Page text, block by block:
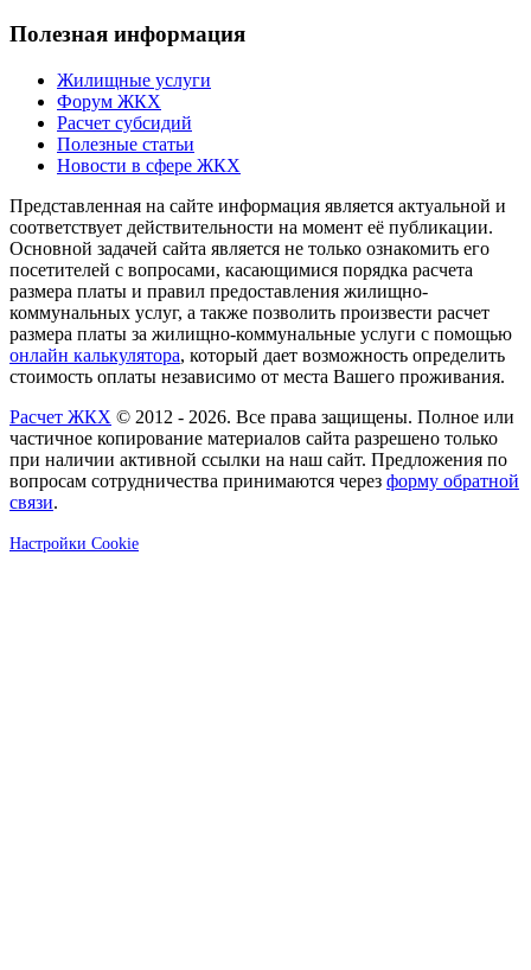
Полезная информация
Жилищные услуги
Форум ЖКХ
Расчет субсидий
Полезные статьи
Новости в сфере ЖКХ
Представленная на сайте информация является актуальной и
соответствует действительности на момент её публикации.
Основной задачей сайта является не только ознакомить его
посетителей с вопросами, касающимися порядка расчета
размера платы и правил предоставления жилищно-
коммунальных услуг, а также позволить произвести расчет
размера платы за жилищно-коммунальные услуги с помощью
онлайн калькулятора, который дает возможность определить
стоимость оплаты независимо от места Вашего проживания.
Расчет ЖКХ © 2012 - 2026. Все права защищены. Полное или
частичное копирование материалов сайта разрешено только
при наличии активной ссылки на наш сайт. Предложения по
вопросам сотрудничества принимаются через форму обратной
связи.
Настройки Cookie